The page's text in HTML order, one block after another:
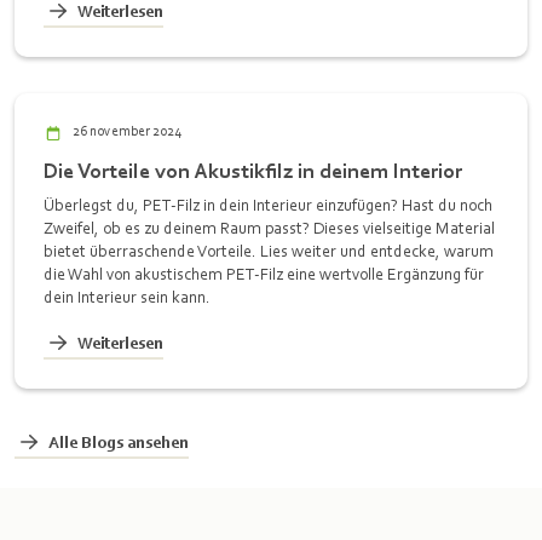
Weiterlesen
26 november 2024
Die Vorteile von Akustikfilz in deinem Interior
Überlegst du, PET-Filz in dein Interieur einzufügen? Hast du noch
Zweifel, ob es zu deinem Raum passt? Dieses vielseitige Material
bietet überraschende Vorteile. Lies weiter und entdecke, warum
die Wahl von akustischem PET-Filz eine wertvolle Ergänzung für
dein Interieur sein kann.
Weiterlesen
Alle Blogs ansehen